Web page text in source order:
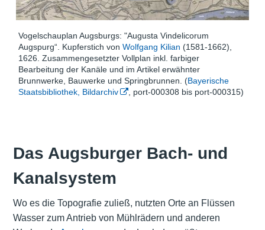
Vogelschauplan Augsburgs: "Augusta Vindelicorum
Augspurg“. Kupferstich von Wolfgang Kilian (1581-1662),
1626. Zusammengesetzter Vollplan inkl. farbiger
Bearbeitung der Kanäle und im Artikel erwähnter
Brunnwerke, Bauwerke und Springbrunnen. (Bayerische
Staatsbibliothek, Bildarchiv
, port-000308 bis port-000315)
Das Augsburger Bach- und
Kanalsystem
Wo es die Topografie zuließ, nutzten Orte an Flüssen
Wasser zum Antrieb von Mühlrädern und anderen